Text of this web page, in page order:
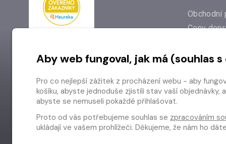
Obchodní
Ceny
Prodejna
Aby web fungoval, jak má (souhlas
Pro co nejlepší zážitek z procházení webu - aby
košíku, abyste jednoduše zjistili stav vaší objednávky,
abyste se nemuseli pokaždé přihlašovat.
Proto od vás potřebujeme souhlas se zpracováním
ukládají ve vašem prohlížeči. Děkujeme, že nám ho